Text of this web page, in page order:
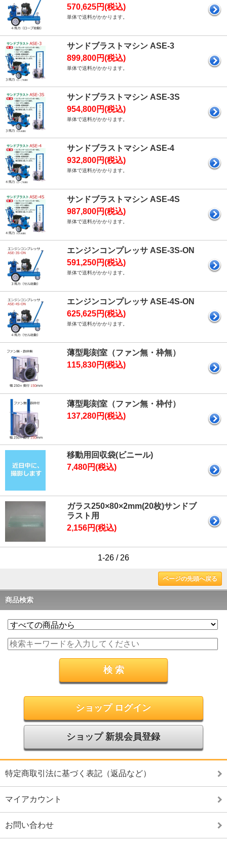
570,625円(税込)
単体で送料がかかります。
サンドブラストマシン ASE-3
899,800円(税込)
単体で送料がかかります。
サンドブラストマシン ASE-3S
954,800円(税込)
単体で送料がかかります。
サンドブラストマシン ASE-4
932,800円(税込)
単体で送料がかかります。
サンドブラストマシン ASE-4S
987,800円(税込)
単体で送料がかかります。
エンジンコンプレッサ ASE-3S-ON
591,250円(税込)
単体で送料がかかります。
エンジンコンプレッサ ASE-4S-ON
625,625円(税込)
単体で送料がかかります。
薄型彫刻室（ファン無・枠無）
115,830円(税込)
薄型彫刻室（ファン無・枠付）
137,280円(税込)
移動用回収袋(ビニール)
7,480円(税込)
ガラス250×80×2mm(20枚)サンドブ
ラスト用
2,156円(税込)
1-26 / 26
ページの先頭へ戻る
商品検索
ショップ ログイン
ショップ 新規会員登録
特定商取引法に基づく表記（返品など）
マイアカウント
お問い合わせ